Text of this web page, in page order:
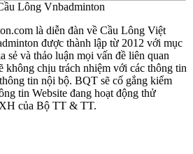
Lông Vnbadminton
là diễn đàn về Cầu Lông Việt
được thành lập từ 2012 với mục
sẻ và thảo luận mọi vấn đề liên quan
không chịu trách nhiệm với các thông tin
tin nội bộ. BQT sẽ cố gắng kiểm
tin Website đang hoạt động thử
của Bộ TT & TT.